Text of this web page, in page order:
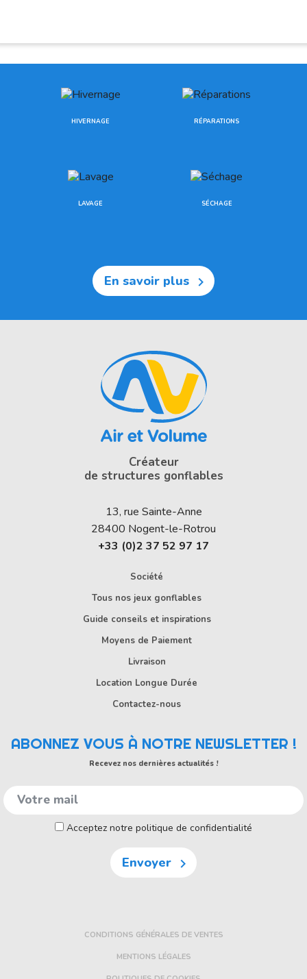
HIVERNAGE RÉPARATIONS
LAVAGE SÉCHAGE
En savoir plus 
Créateur
de structures gonflables
13, rue Sainte-Anne
28400 Nogent-le-Rotrou
+33 (0)2 37 52 97 17
Société
Tous nos jeux gonflables
Guide conseils et inspirations
Moyens de Paiement
Livraison
Location Longue Durée
Contactez-nous
ABONNEZ VOUS À NOTRE NEWSLETTER !
Recevez nos dernières actualités !
Acceptez notre politique de confidentialité
Envoyer 
CONDITIONS GÉNÉRALES DE VENTES
MENTIONS LÉGALES